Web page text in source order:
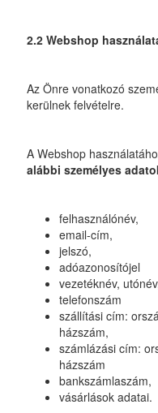
2.2 Webshop
Az Önre vonatkozó
kerülnek felvételre.
A Webshop
alábbi személyes
felhasználónév,
email-cím,
jelszó,
adóazonosítójel
vezetéknév,
telefonszám
szállítási cím:
házszám,
számlázási cím:
házszám
bankszámlaszám,
vásárlások adatai.